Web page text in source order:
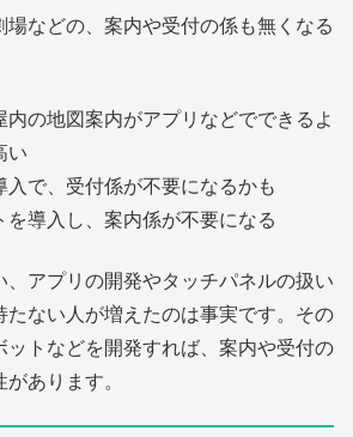
場などの、案内や受付の係も無くなる
内の地図案内がアプリなどでできるよ
い
入で、受付係が不要になるかも
を導入し、案内係が不要になる
、アプリの開発やタッチパネルの扱い
たない人が増えたのは事実です。その
ットなどを開発すれば、案内や受付の
あります。